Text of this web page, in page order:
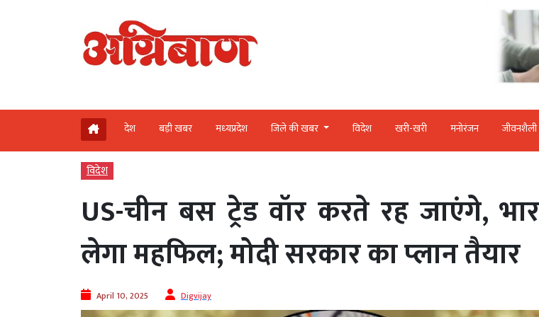
देश बड़ी खबर मध्‍यप्रदेश जिले की खबर विदेश खरी-खरी मनोरंजन जीवनशैली
विदेश
US-चीन बस ट्रेड वॉर करते रह जाएंगे,
लेगा महफिल; मोदी सरकार का प्‍लान तैयार
April 10, 2025 Digvijay